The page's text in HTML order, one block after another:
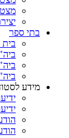
בתי ספר
מידע